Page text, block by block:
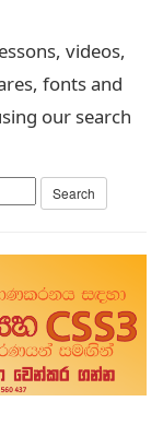
videos,
fonts and
our search